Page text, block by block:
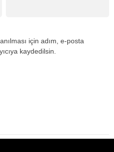
için adım, e-posta
kaydedilsin.